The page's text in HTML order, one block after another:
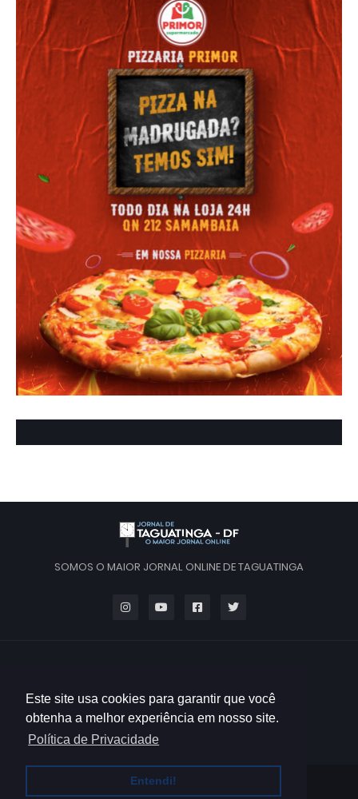
Este site usa cookies para garantir que você
obtenha a melhor experiência em nosso site.
Política de Privacidade
Entendi!
SOMOS O MAIOR JORNAL ONLINE DE TAGUATINGA
HOME QUEM SOMOS CONTATO